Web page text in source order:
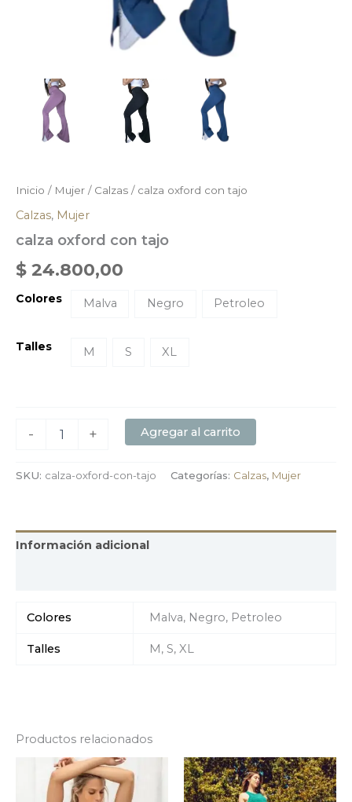
Inicio / Mujer / Calzas / calza oxford con tajo
Calzas, Mujer
calza oxford con tajo
$ 24.800,00
Colores Malva Negro Petroleo
Talles M S XL
- + Agregar al carrito
SKU: calza-oxford-con-tajo Categorías: Calzas, Mujer
Información adicional
Colores Malva, Negro, Petroleo
Talles M, S, XL
Productos relacionados